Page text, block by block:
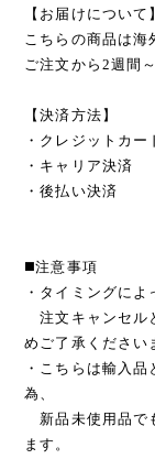
【お届けについて】
こちらの商品は海
ご注文から2週間
【決済方法】
・クレジットカー
・キャリア決済
・後払い決済
◼️注意事項
・タイミングによ
注文キャンセル
めご了承ください
・こちらは輸入
為、
新品未使用品で
ます。